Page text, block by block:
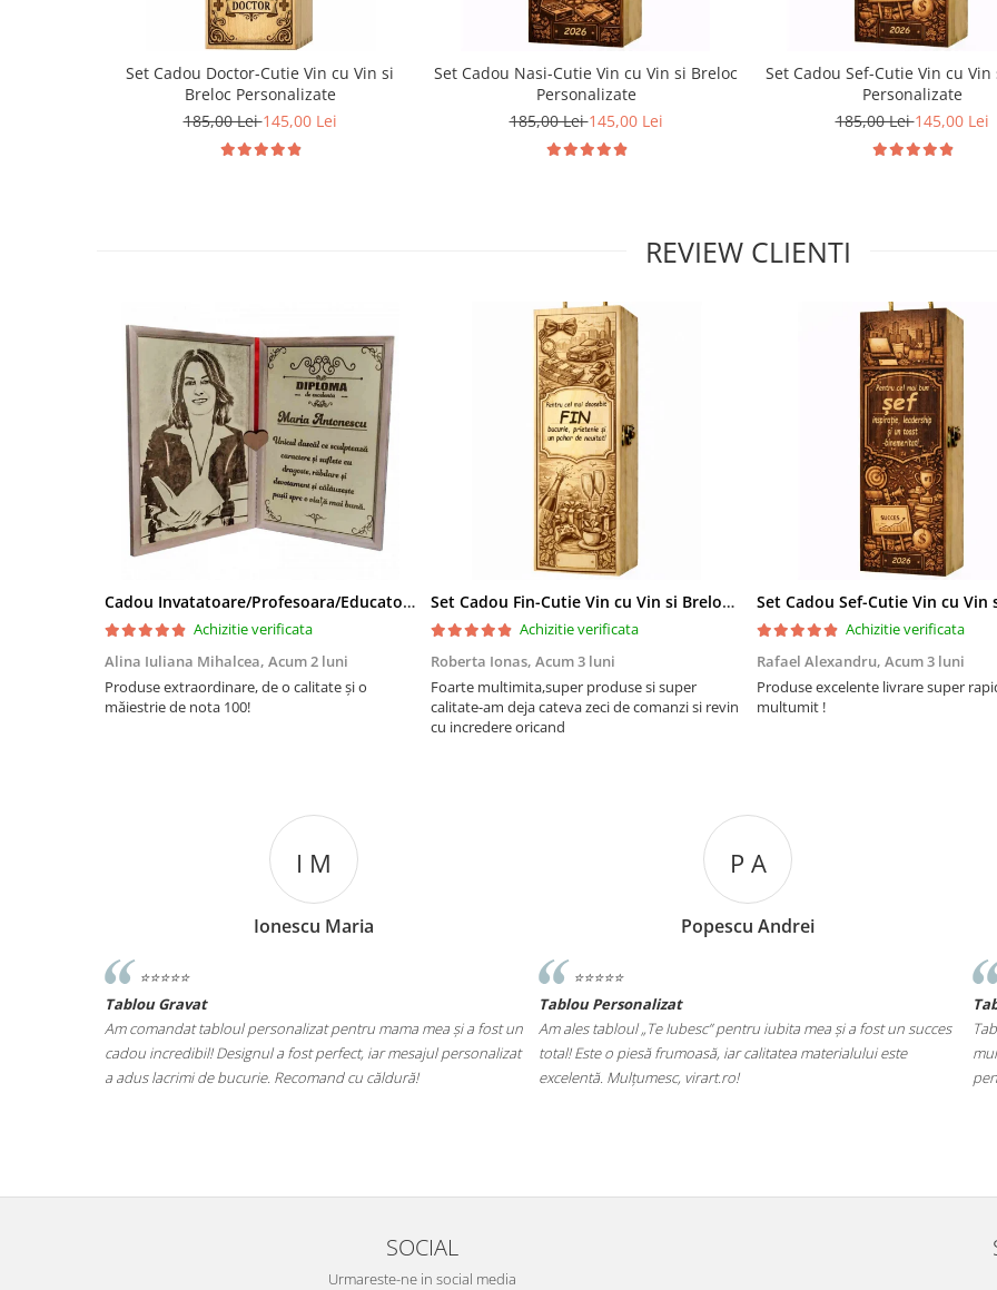
Set Cadou Doctor-Cutie Vin cu Vin si
Breloc Personalizate
185,00 Lei145,00 Lei
Set Cadou Nasi-Cutie Vin cu Vin si Breloc
Personalizate
185,00 Lei145,00 Lei
Set Cadou Sef-Cutie Vin cu Vin
Personalizate
185,00 Lei145,00 Lei
REVIEW CLIENTI
Cadou Invatatoare/Profesoara/Educatoare "Catalogul Amintirilor"
Achizitie verificata
Alina Iuliana Mihalcea, Acum 2 luni
Produse extraordinare, de o calitate și o
măiestrie de nota 100!
Set Cadou Fin-Cutie Vin cu Vin si Breloc Personalizate
Achizitie verificata
Roberta Ionas, Acum 3 luni
Foarte multimita,super produse si super
calitate-am deja cateva zeci de comanzi si revin
cu incredere oricand
Achizitie verificata
Rafael Alexandru, Acum 3 luni
Produse excelente livrare super
multumit !
I M
Ionescu Maria
⭐️⭐️⭐️⭐️⭐️
Tablou Gravat
Am comandat tabloul personalizat pentru mama mea și a fost un
cadou incredibil! Designul a fost perfect, iar mesajul personalizat
a adus lacrimi de bucurie. Recomand cu căldură!
P A
Popescu Andrei
⭐️⭐️⭐️⭐️⭐️
Tablou Personalizat
Am ales tabloul „Te Iubesc” pentru iubita mea și a fost un succes
total! Este o piesă frumoasă, iar calitatea materialului este
excelentă. Mulțumesc, virart.ro!
Tablou
Tabloul
pentru
SOCIAL
Urmareste-ne in social media